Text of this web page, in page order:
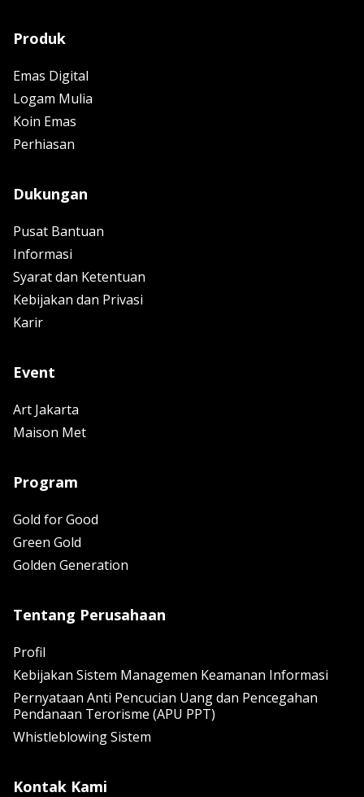
Produk
Emas Digital
Logam Mulia
Koin Emas
Perhiasan
Dukungan
Pusat Bantuan
Informasi
Syarat dan Ketentuan
Kebijakan dan Privasi
Karir
Event
Art Jakarta
Maison Met
Program
Gold for Good
Green Gold
Golden Generation
Tentang Perusahaan
Profil
Kebijakan Sistem Managemen Keamanan Informasi
Pernyataan Anti Pencucian Uang dan Pencegahan
Pendanaan Terorisme (APU PPT)
Whistleblowing Sistem
Kontak Kami